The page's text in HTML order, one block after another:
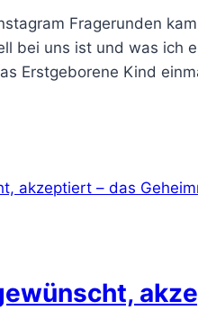
Fragerunden
bei uns ist und was ich
Erstgeborene Kind